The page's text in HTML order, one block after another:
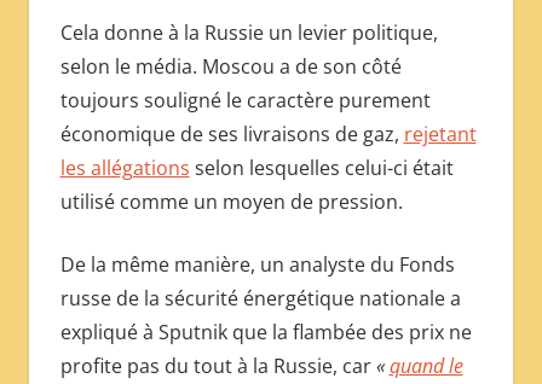
Cela donne à la Russie un levier politique,
selon le média. Moscou a de son côté
toujours souligné le caractère purement
économique de ses livraisons de gaz, rejetant
les allégations selon lesquelles celui-ci était
utilisé comme un moyen de pression.
De la même manière, un analyste du Fonds
russe de la sécurité énergétique nationale a
expliqué à Sputnik que la flambée des prix ne
profite pas du tout à la Russie, car«quand le